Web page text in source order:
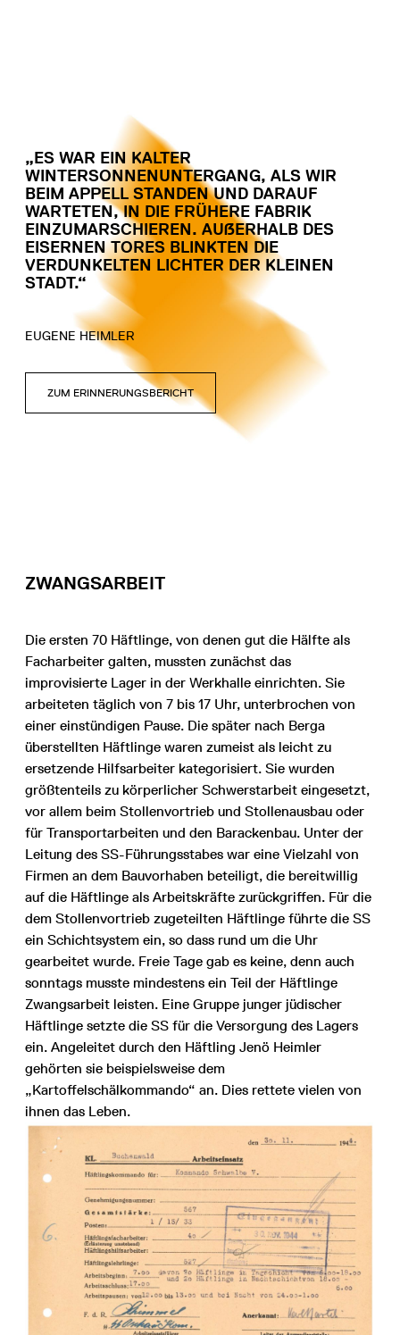
„ES WAR EIN KALTER
WINTERSONNENUNTERGANG, ALS WIR
BEIM APPELL STANDEN UND DARAUF
WARTETEN, IN DIE FRÜHERE FABRIK
EINZUMARSCHIEREN. AUẞERHALB DES
EISERNEN TORES BLINKTEN DIE
VERDUNKELTEN LICHTER DER KLEINEN
STADT.“
EUGENE HEIMLER
ZUM ERINNERUNGSBERICHT
ZWANGSARBEIT
Die ersten 70 Häftlinge, von denen gut die Hälfte als
Facharbeiter galten, mussten zunächst das
improvisierte Lager in der Werkhalle einrichten. Sie
arbeiteten täglich von 7 bis 17 Uhr, unterbrochen von
einer einstündigen Pause. Die später nach Berga
überstellten Häftlinge waren zumeist als leicht zu
ersetzende Hilfsarbeiter kategorisiert. Sie wurden
größtenteils zu körperlicher Schwerstarbeit eingesetzt,
vor allem beim Stollenvortrieb und Stollenausbau oder
für Transportarbeiten und den Barackenbau. Unter der
Leitung des SS-Führungsstabes war eine Vielzahl von
Firmen an dem Bauvorhaben beteiligt, die bereitwillig
auf die Häftlinge als Arbeitskräfte zurückgriffen. Für die
dem Stollenvortrieb zugeteilten Häftlinge führte die SS
ein Schichtsystem ein, so dass rund um die Uhr
gearbeitet wurde. Freie Tage gab es keine, denn auch
sonntags musste mindestens ein Teil der Häftlinge
Zwangsarbeit leisten. Eine Gruppe junger jüdischer
Häftlinge setzte die SS für die Versorgung des Lagers
ein. Angeleitet durch den Häftling Jenö Heimler
gehörten sie beispielsweise dem
„Kartoffelschälkommando“ an. Dies rettete vielen von
ihnen das Leben.